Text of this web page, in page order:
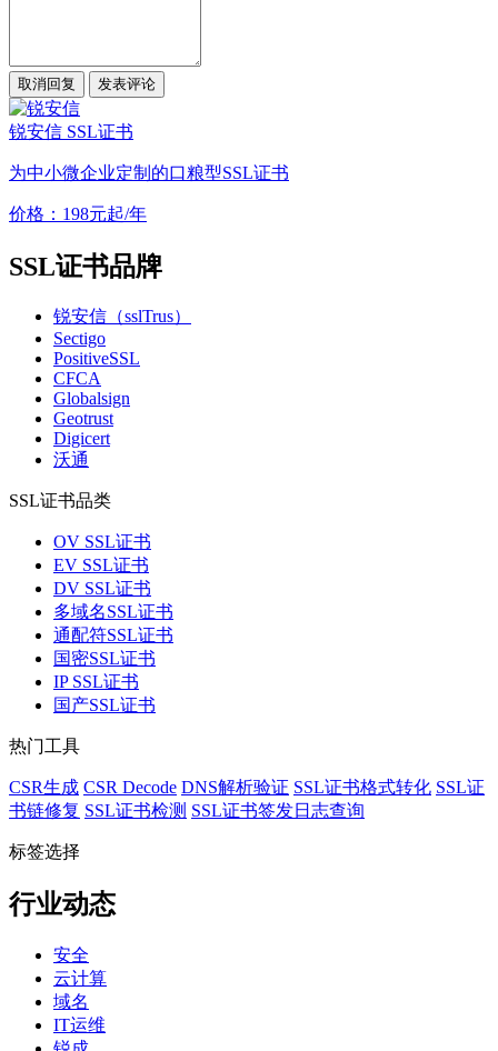
取消回复 发表评论
锐安信 SSL证书
为中小微企业定制的口粮型SSL证书
价格： 198元起/年
SSL证书品牌
锐安信（sslTrus）
Sectigo
PositiveSSL
CFCA
Globalsign
Geotrust
Digicert
沃通
SSL证书品类
OV SSL证书
EV SSL证书
DV SSL证书
多域名SSL证书
通配符SSL证书
国密SSL证书
IP SSL证书
国产SSL证书
热门工具
CSR生成 CSR Decode DNS解析验证 SSL证书格式转化 SSL证
书链修复 SSL证书检测 SSL证书签发日志查询
标签选择
行业动态
安全
云计算
域名
IT运维